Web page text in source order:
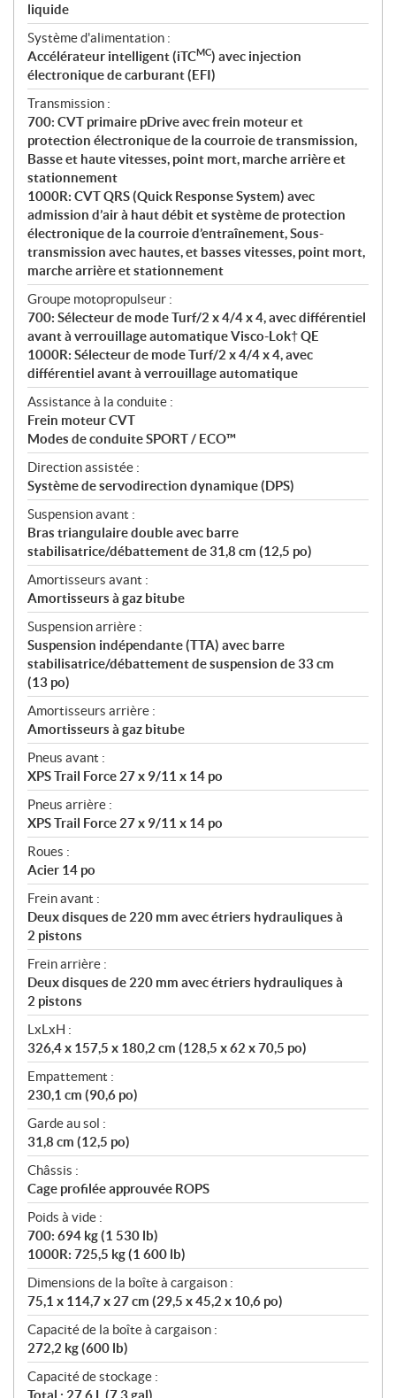
liquide
Système d'alimentation :
Accélérateur intelligent (iTCMC) avec injection
électronique de carburant (EFI)
Transmission :
700: CVT primaire pDrive avec frein moteur et
protection électronique de la courroie de transmission,
Basse et haute vitesses, point mort, marche arrière et
stationnement
1000R: CVT QRS (Quick Response System) avec
admission d’air à haut débit et système de protection
électronique de la courroie d’entraînement, Sous-
transmission avec hautes, et basses vitesses, point mort,
marche arrière et stationnement
Groupe motopropulseur :
700: Sélecteur de mode Turf/2 x 4/4 x 4, avec différentiel
avant à verrouillage automatique Visco-Lok† QE
1000R: Sélecteur de mode Turf/2 x 4/4 x 4, avec
différentiel avant à verrouillage automatique
Assistance à la conduite :
Frein moteur CVT
Modes de conduite SPORT / ECO™
Direction assistée :
Système de servodirection dynamique (DPS)
Suspension avant :
Bras triangulaire double avec barre
stabilisatrice/débattement de 31,8 cm (12,5 po)
Amortisseurs avant :
Amortisseurs à gaz bitube
Suspension arrière :
Suspension indépendante (TTA) avec barre
stabilisatrice/débattement de suspension de 33 cm
(13 po)
Amortisseurs arrière :
Amortisseurs à gaz bitube
Pneus avant :
XPS Trail Force 27 x 9/11 x 14 po
Pneus arrière :
XPS Trail Force 27 x 9/11 x 14 po
Roues :
Acier 14 po
Frein avant :
Deux disques de 220 mm avec étriers hydrauliques à
2 pistons
Frein arrière :
Deux disques de 220 mm avec étriers hydrauliques à
2 pistons
LxLxH :
326,4 x 157,5 x 180,2 cm (128,5 x 62 x 70,5 po)
Empattement :
230,1 cm (90,6 po)
Garde au sol :
31,8 cm (12,5 po)
Châssis :
Cage profilée approuvée ROPS
Poids à vide :
700: 694 kg (1 530 lb)
1000R: 725,5 kg (1 600 lb)
Dimensions de la boîte à cargaison :
75,1 x 114,7 x 27 cm (29,5 x 45,2 x 10,6 po)
Capacité de la boîte à cargaison :
272,2 kg (600 lb)
Capacité de stockage :
Total : 27,6 L (7,3 gal)